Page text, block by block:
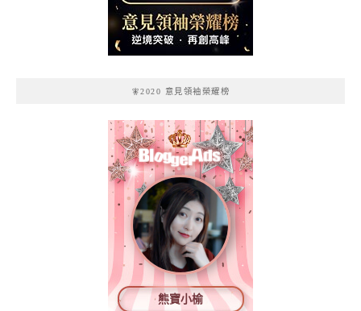
記
🧚2020 意見領袖榮耀榜
熊寶小榆